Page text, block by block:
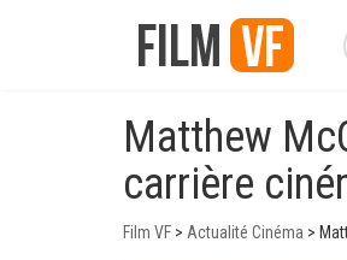
Matthew
carrière
Film VF > Actualité Cinéma >